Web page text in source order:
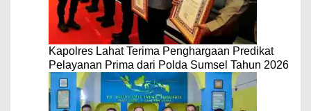
Kapolres Lahat Terima Penghargaan Predikat
Pelayanan Prima dari Polda Sumsel Tahun 2026